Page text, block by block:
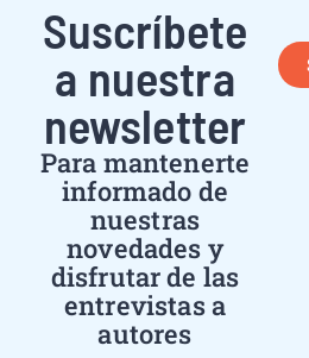
Suscríbete
a nuestra
newsletter
Para mantenerte
informado de
nuestras
novedades y
disfrutar de las
entrevistas a
autores